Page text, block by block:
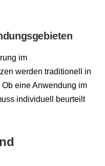
im
werden traditionell in
eine Anwendung im
individuell beurteilt